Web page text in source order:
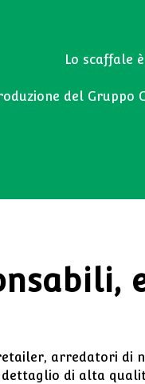
Lo scaffale
del
arredatori di
di alta